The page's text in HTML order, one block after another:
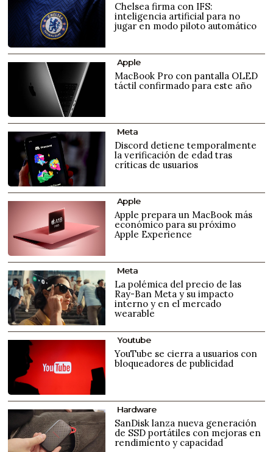
Chelsea firma con IFS:
inteligencia artificial para no
jugar en modo piloto automático
Apple
MacBook Pro con pantalla OLED
táctil confirmado para este año
Meta
Discord detiene temporalmente
la verificación de edad tras
críticas de usuarios
Apple
Apple prepara un MacBook más
económico para su próximo
Apple Experience
Meta
La polémica del precio de las
Ray-Ban Meta y su impacto
interno y en el mercado
wearable
Youtube
YouTube se cierra a usuarios con
bloqueadores de publicidad
Hardware
SanDisk lanza nueva generación
de SSD portátiles con mejoras en
rendimiento y capacidad